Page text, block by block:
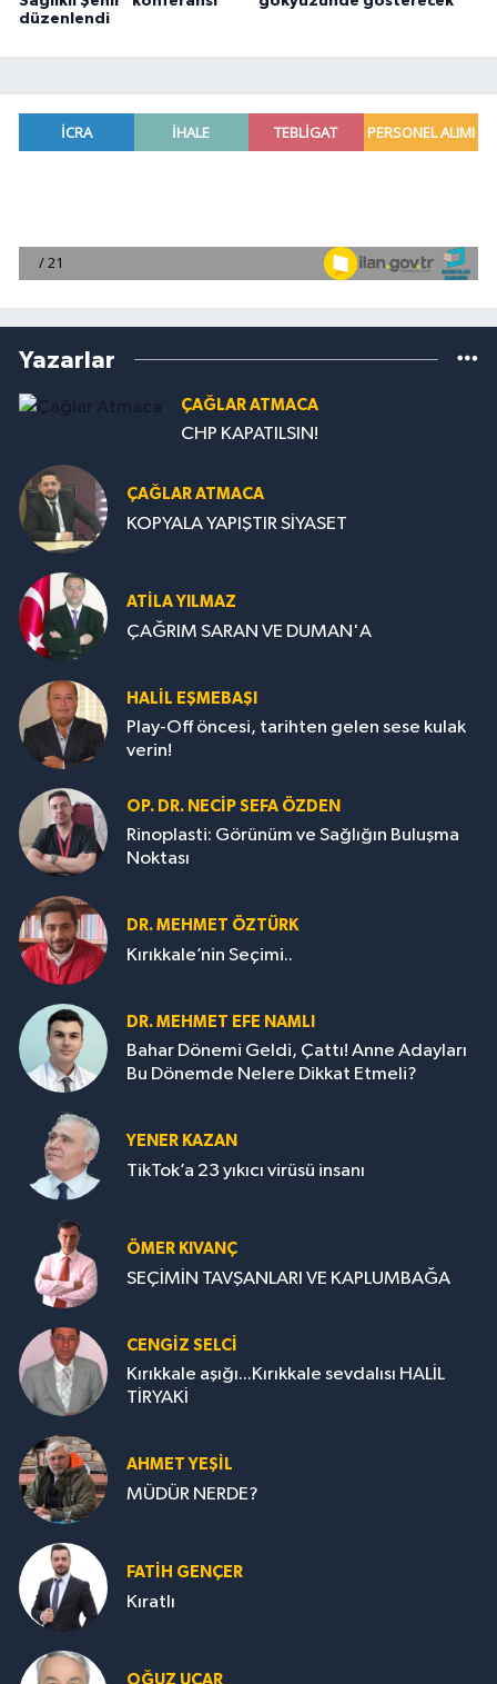
düzenlendi
Yazarlar
ÇAĞLAR ATMACA
CHP KAPATILSIN!
ÇAĞLAR ATMACA
KOPYALA YAPIŞTIR SİYASET
ATILA YILMAZ
ÇAĞRIM SARAN VE DUMAN'A
HALIL EŞMEBAŞI
Play-Off öncesi, tarihten gelen sese kulak
verin!
OP. DR. NECIP SEFA ÖZDEN
Rinoplasti: Görünüm ve Sağlığın Buluşma
Noktası
DR. MEHMET ÖZTÜRK
Kırıkkale’nin Seçimi..
DR. MEHMET EFE NAMLI
Bahar Dönemi Geldi, Çattı! Anne Adayları
Bu Dönemde Nelere Dikkat Etmeli?
YENER KAZAN
TikTok’a 23 yıkıcı virüsü insanı
ÖMER KIVANÇ
SEÇİMİN TAVŞANLARI VE KAPLUMBAĞA
CENGİZ SELCİ
Kırıkkale aşığı...Kırıkkale sevdalısı HALİL
TİRYAKİ
AHMET YEŞİL
MÜDÜR NERDE?
FATIH GENÇER
Kıratlı
OĞUZ UÇAR